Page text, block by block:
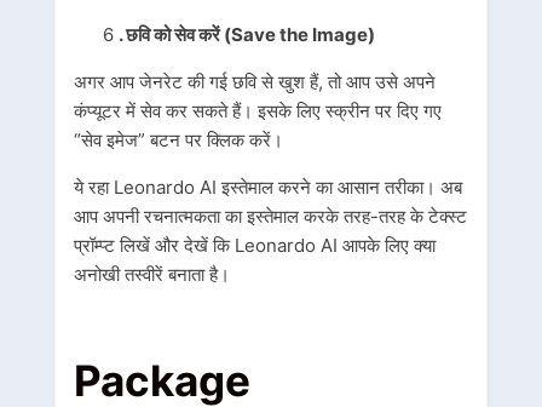
6 . छवि को सेव करें (Save the Image)
अगर आप जेनरेट की गई छवि से खुश हैं, तो आप उसे अपने
कंप्यूटर में सेव कर सकते हैं। इसके लिए स्क्रीन पर दिए गए
“सेव इमेज” बटन पर क्लिक करें।
ये रहा Leonardo AI इस्तेमाल करने का आसान तरीका। अब
आप अपनी रचनात्मकता का इस्तेमाल करके तरह-तरह के टेक्स्ट
प्रॉम्प्ट लिखें और देखें कि Leonardo AI आपके लिए क्या
अनोखी तस्वीरें बनाता है।
Package